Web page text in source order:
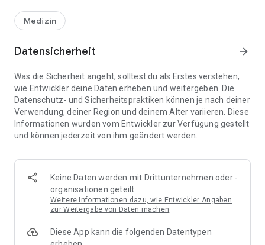
sich der jeweilige gesamte Leitlinieninhalt mit Empfehlungen
zu Screening, Diagnose, Stadieneinteilung, Behandlung und
Synkopen, Vorhofflimmern, Hypertonie, Dyslipidämien oder
Zusätzlich in der DGK-Leitlinien-App:
• NEU: Anwenderorientierte CE-zertifizierte CDS-Tools
(Clinical-Decision-Support-Tools) als Softwareinstrumente,
die Schritt für Schritt durch den Prozess der
• Interaktive Scores und Kalkulatoren, z.B. den eGFR-Rechner,
den CHA2DS2- VASc- oder den HAS-BLED-Score
• Übersichtliche interaktive Algorithmen wie z.B. den NSTEMI-
Therapie-Algorithmus
• Die CardioCards als eine neue Produktlinie im Rahmen einer
Kardiologie. Sie enthalten nur die Essentials, d. B. Sie sind
Medizin
Datensicherheit arrow_forward
Was die Sicherheit angeht, solltest du als Erstes verstehen,
wie Entwickler deine Daten erheben und weitergeben. Die
Datenschutz- und Sicherheitspraktiken können je nach deiner
Verwendung, deiner Region und deinem Alter variieren. Diese
Informationen wurden vom Entwickler zur Verfügung gestellt
und können jederzeit von ihm geändert werden.
Keine Daten werden mit Drittunternehmen oder -
organisationen geteilt
Weitere Informationen dazu, wie Entwickler Angaben
zur Weitergabe von Daten machen
Diese App kann die folgenden Datentypen